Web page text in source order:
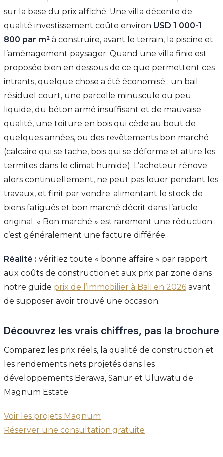
sur la base du prix affiché. Une villa décente de
qualité investissement coûte environ USD 1 000-1
800 par m² à construire, avant le terrain, la piscine et
l’aménagement paysager. Quand une villa finie est
proposée bien en dessous de ce que permettent ces
intrants, quelque chose a été économisé : un bail
résiduel court, une parcelle minuscule ou peu
liquide, du béton armé insuffisant et de mauvaise
qualité, une toiture en bois qui cède au bout de
quelques années, ou des revêtements bon marché
(calcaire qui se tache, bois qui se déforme et attire les
termites dans le climat humide). L’acheteur rénove
alors continuellement, ne peut pas louer pendant les
travaux, et finit par vendre, alimentant le stock de
biens fatigués et bon marché décrit dans l’article
original. « Bon marché » est rarement une réduction ;
c’est généralement une facture différée.
Réalité : vérifiez toute « bonne affaire » par rapport
aux coûts de construction et aux prix par zone dans
notre guide prix de l’immobilier à Bali en 2026 avant
de supposer avoir trouvé une occasion.
Découvrez les vrais chiffres, pas la brochure
Comparez les prix réels, la qualité de construction et
les rendements nets projetés dans les
développements Berawa, Sanur et Uluwatu de
Magnum Estate.
Voir les projets Magnum
Réserver une consultation gratuite